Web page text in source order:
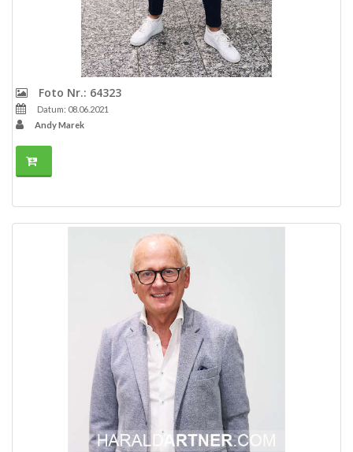
Foto Nr.: 64323
Datum: 08.06.2021
Andy Marek